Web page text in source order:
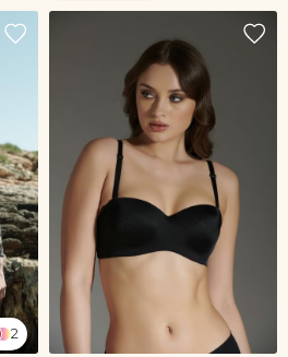
2